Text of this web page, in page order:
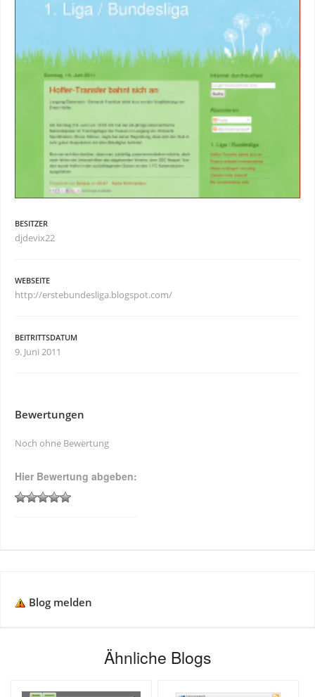
BESITZER
djdevix22
WEBSEITE
http://erstebundesliga.blogspot.com/
BEITRITTSDATUM
9. Juni 2011
Bewertungen
Noch ohne Bewertung
Hier Bewertung abgeben:
Blog melden
Ähnliche Blogs